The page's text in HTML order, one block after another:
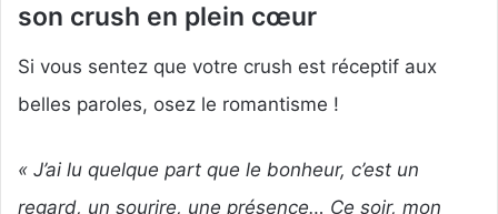
son crush en plein cœur
Si vous sentez que votre crush est réceptif aux
belles paroles, osez le romantisme !
« J’ai lu quelque part que le bonheur, c’est un
regard, un sourire, une présence… Ce soir, mon